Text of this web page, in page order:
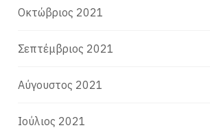
Οκτώβριος 2021
Σεπτέμβριος 2021
Αύγουστος 2021
Ιούλιος 2021